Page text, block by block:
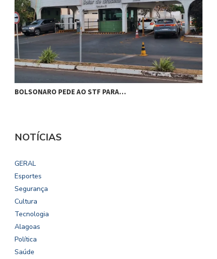
BOLSONARO PEDE AO STF PARA…
NOTÍCIAS
GERAL
Esportes
Segurança
Cultura
Tecnologia
Alagoas
Política
Saúde